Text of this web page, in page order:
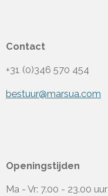
Contact
+31 (0)346 570 454
bestuur@marsua.com
Openingstijden
Ma - Vr: 7.00 - 23.00 uur